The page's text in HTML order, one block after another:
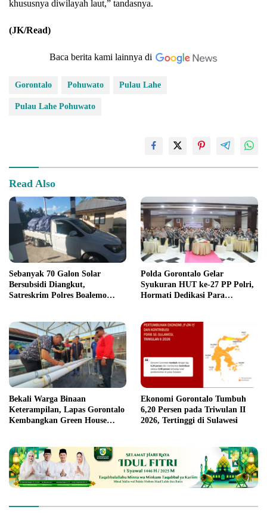
khususnya diwilayah laut,” tandasnya.
(JK/Read)
Baca berita kami lainnya di
Gorontalo Pohuwato Pulau Lahe
Pulau Lahe Pohuwato
Read Also
Sebanyak 70 Galon Solar
Bersubsidi Diangkut,
Satreskrim Polres Boalemo
Polda Gorontalo Gelar
Syukuran HUT ke-27 PP Polri,
Hormati Dedikasi Para
Bekali Warga Binaan
Keterampilan, Lapas Gorontalo
Kembangkan Green House
Ekonomi Gorontalo Tumbuh
6,20 Persen pada Triwulan II
2026, Tertinggi di Sulawesi